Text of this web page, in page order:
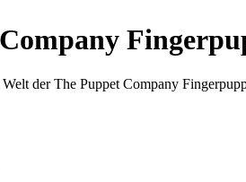
der The Puppet Company